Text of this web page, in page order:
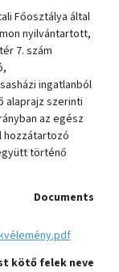
Főosztálya által
nyilvántartott,
7. szám
ingatlanból
alaprajz szerinti
az egész
hozzátartozó
történő
Documents
kötő felek neve